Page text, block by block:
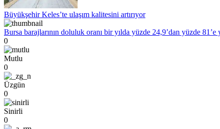
Büyükşehir Keles’te ulaşım kalitesini artırıyor
Bursa barajlarının doluluk oranı bir yılda yüzde 24,9’dan yüzde 81’e
0
Mutlu
0
Üzgün
0
Sinirli
0